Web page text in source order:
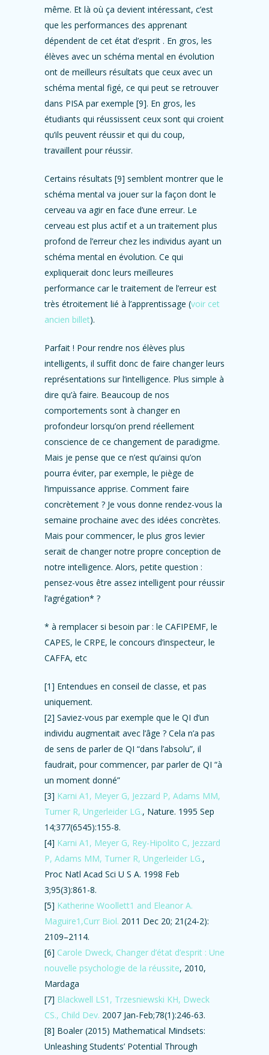
même. Et là où ça devient intéressant, c’est
que les performances des apprenant
dépendent de cet état d’esprit . En gros, les
élèves avec un schéma mental en évolution
ont de meilleurs résultats que ceux avec un
schéma mental figé, ce qui peut se retrouver
dans PISA par exemple [9]. En gros, les
étudiants qui réussissent ceux sont qui croient
qu’ils peuvent réussir et qui du coup,
travaillent pour réussir.
Certains résultats [9] semblent montrer que le
schéma mental va jouer sur la façon dont le
cerveau va agir en face d’une erreur. Le
cerveau est plus actif et a un traitement plus
profond de l’erreur chez les individus ayant un
schéma mental en évolution. Ce qui
expliquerait donc leurs meilleures
performance car le traitement de l’erreur est
très étroitement lié à l’apprentissage (voir cet
ancien billet).
Parfait ! Pour rendre nos élèves plus
intelligents, il suffit donc de faire changer leurs
représentations sur l’intelligence. Plus simple à
dire qu’à faire. Beaucoup de nos
comportements sont à changer en
profondeur lorsqu’on prend réellement
conscience de ce changement de paradigme.
Mais je pense que ce n’est qu’ainsi qu’on
pourra éviter, par exemple, le piège de
l’impuissance apprise. Comment faire
concrètement ? Je vous donne rendez-vous la
semaine prochaine avec des idées concrètes.
Mais pour commencer, le plus gros levier
serait de changer notre propre conception de
notre intelligence. Alors, petite question :
pensez-vous être assez intelligent pour réussir
l’agrégation* ?
* à remplacer si besoin par : le CAFIPEMF, le
CAPES, le CRPE, le concours d’inspecteur, le
CAFFA, etc
[1] Entendues en conseil de classe, et pas
uniquement.
[2] Saviez-vous par exemple que le QI d’un
individu augmentait avec l’âge ? Cela n’a pas
de sens de parler de QI “dans l’absolu”, il
faudrait, pour commencer, par parler de QI “à
un moment donné”
[3] Karni A1, Meyer G, Jezzard P, Adams MM,
Turner R, Ungerleider LG., Nature. 1995 Sep
14;377(6545):155-8.
[4] Karni A1, Meyer G, Rey-Hipolito C, Jezzard
P, Adams MM, Turner R, Ungerleider LG.,
Proc Natl Acad Sci U S A. 1998 Feb
3;95(3):861-8.
[5] Katherine Woollett1 and Eleanor A.
Maguire1,Curr Biol. 2011 Dec 20; 21(24-2):
2109–2114.
[6] Carole Dweck, Changer d’état d’esprit : Une
nouvelle psychologie de la réussite, 2010,
Mardaga
[7] Blackwell LS1, Trzesniewski KH, Dweck
CS., Child Dev. 2007 Jan-Feb;78(1):246-63.
[8] Boaler (2015) Mathematical Mindsets:
Unleashing Students’ Potential Through